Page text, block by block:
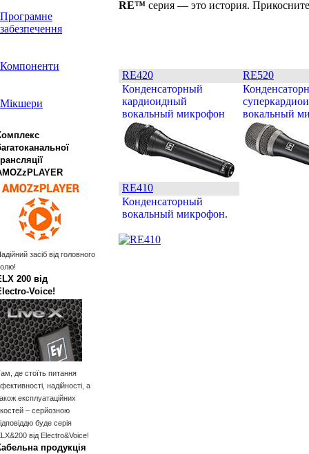
Програмне
забезпечення
Компоненти
Мікшери
засіб від головного
200 від
де стоїть питання
надійності, а
експлуатаційних
– серйозною
буде серія
від Electro&Voice!
продукція
RE™ серия — это история.
RE420
Конденсаторный
кардиоидный
вокальный микрофон
RE520
вокальный
RE410
Конденсаторный
вокальный микрофон.